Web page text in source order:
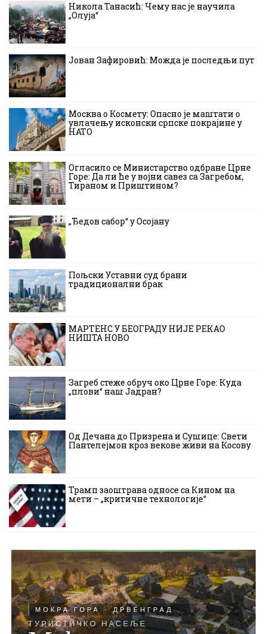
Никола Танасић: Чему нас је научила
„Олуја“
Јован Зафировић: Можда је последњи пут
Москва о Космету: Опасно је маштати о
увлачењу исконски српске покрајине у
НАТО
Огласило се Министарство одбране Црне
Горе: Да ли ће у војни савез са Загребом,
Тираном и Приштином?
„Ђедов сабор“ у Осојану
Пољски Уставни суд брани
традиционални брак
МАРТЕНС У БЕОГРАДУ НИЈЕ РЕКАО
НИШТА НОВО
Загреб стеже обруч око Црне Горе: Куда
„плови“ наш Јадран?
Од Дечана до Призрена и Сушице: Свети
Пантелејмон кроз векове живи на Косову
Трамп заоштрава односе са Кином на
мети – „критичне технологије“